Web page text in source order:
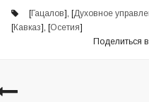
[Гацалов], [Духовное
[Кавказ], [Осетия]
Поделиться